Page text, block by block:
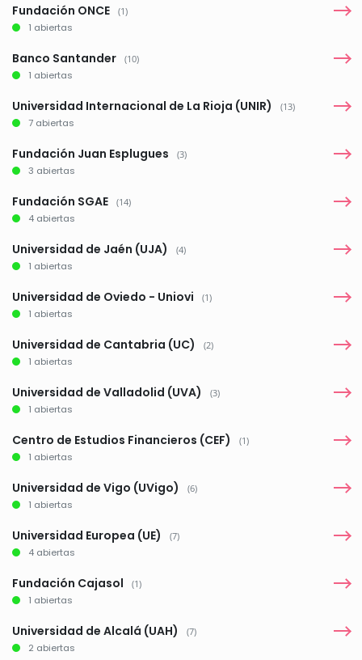
Fundación ONCE (1)
1 abiertas
Banco Santander (10)
1 abiertas
Universidad Internacional de La Rioja (UNIR) (13)
7 abiertas
Fundación Juan Esplugues (3)
3 abiertas
Fundación SGAE (14)
4 abiertas
Universidad de Jaén (UJA) (4)
1 abiertas
Universidad de Oviedo - Uniovi (1)
1 abiertas
Universidad de Cantabria (UC) (2)
1 abiertas
Universidad de Valladolid (UVA) (3)
1 abiertas
Centro de Estudios Financieros (CEF) (1)
1 abiertas
Universidad de Vigo (UVigo) (6)
1 abiertas
Universidad Europea (UE) (7)
4 abiertas
Fundación Cajasol (1)
1 abiertas
Universidad de Alcalá (UAH) (7)
2 abiertas